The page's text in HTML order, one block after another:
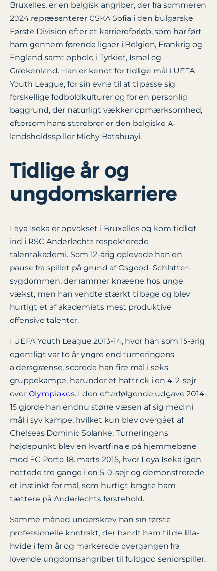
Bruxelles, er en belgisk angriber, der fra sommeren
2024 repræsenterer CSKA Sofia i den bulgarske
Første Division efter et karriereforløb, som har ført
ham gennem førende ligaer i Belgien, Frankrig og
England samt ophold i Tyrkiet, Israel og
Grækenland. Han er kendt for tidlige mål i UEFA
Youth League, for sin evne til at tilpasse sig
forskellige fodboldkulturer og for en personlig
baggrund, der naturligt vækker opmærksomhed,
eftersom hans storebror er den belgiske A-
landsholdsspiller Michy Batshuayi.
Tidlige år og
ungdomskarriere
Leya Iseka er opvokset i Bruxelles og kom tidligt
ind i RSC Anderlechts respekterede
talentakademi. Som 12-årig oplevede han en
pause fra spillet på grund af Osgood–Schlatter-
sygdommen, der rammer knæene hos unge i
vækst, men han vendte stærkt tilbage og blev
hurtigt et af akademiets mest produktive
offensive talenter.
I UEFA Youth League 2013-14, hvor han som 15-årig
egentligt var to år yngre end turneringens
aldersgrænse, scorede han fire mål i seks
gruppekampe, herunder et hattrick i en 4-2-sejr
over Olympiakos. I den efterfølgende udgave 2014-
15 gjorde han endnu større væsen af sig med ni
mål i syv kampe, hvilket kun blev overgået af
Chelseas Dominic Solanke. Turneringens
højdepunkt blev en kvartfinale på hjemmebane
mod FC Porto 18. marts 2015, hvor Leya Iseka igen
nettede tre gange i en 5-0-sejr og demonstrerede
et instinkt for mål, som hurtigt bragte ham
tættere på Anderlechts førstehold.
Samme måned underskrev han sin første
professionelle kontrakt, der bandt ham til de lilla-
hvide i fem år og markerede overgangen fra
lovende ungdomsangriber til fuldgod seniorspiller.